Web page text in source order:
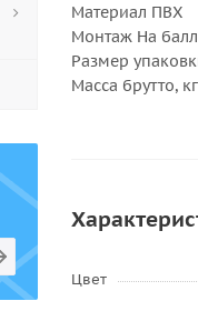
Материал ПВХ
Монтаж На
Размер
Масса брутто,
Цвет